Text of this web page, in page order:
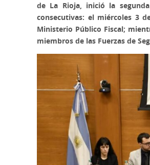
de La Rioja, inició la
consecutivas: el miércoles 3
Ministerio Público Fiscal;
miembros de las Fuerzas de